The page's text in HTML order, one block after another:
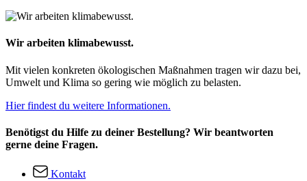
Wir arbeiten klimabewusst.
Mit vielen konkreten ökologischen Maßnahmen tragen wir dazu bei,
Umwelt und Klima so gering wie möglich zu belasten.
Hier findest du weitere Informationen.
Benötigst du Hilfe zu deiner Bestellung? Wir beantworten
gerne deine Fragen.
Kontakt